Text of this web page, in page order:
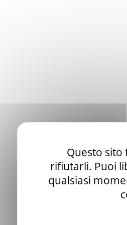
Questo sito
rifiutarli. Puoi
qualsiasi